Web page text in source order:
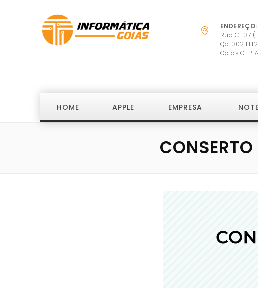
ENDEREÇO:
Rua C-137
Qd. 302
Goiás CEP
HOME APPLE EMPRESA